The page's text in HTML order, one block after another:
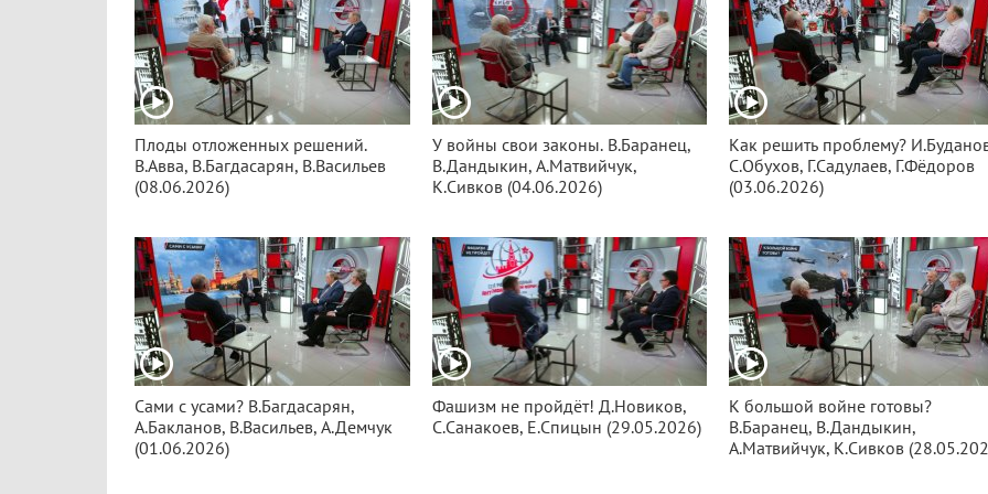
Плоды отложенных решений.
В.Авва, В.Багдасарян, В.Васильев
(08.06.2026)
У войны свои законы. В.Баранец,
В.Дандыкин, А.Матвийчук,
К.Сивков (04.06.2026)
Как решить проблему?
С.Обухов, Г.Садулаев, Г.Фёдоров
(03.06.2026)
Сами с усами? В.Багдасарян,
А.Бакланов, В.Васильев, А.Демчук
(01.06.2026)
Фашизм не пройдёт! Д.Новиков,
С.Санакоев, Е.Спицын (29.05.2026)
К большой войне готовы?
В.Баранец, В.Дандыкин,
А.Матвийчук, К.Сивков